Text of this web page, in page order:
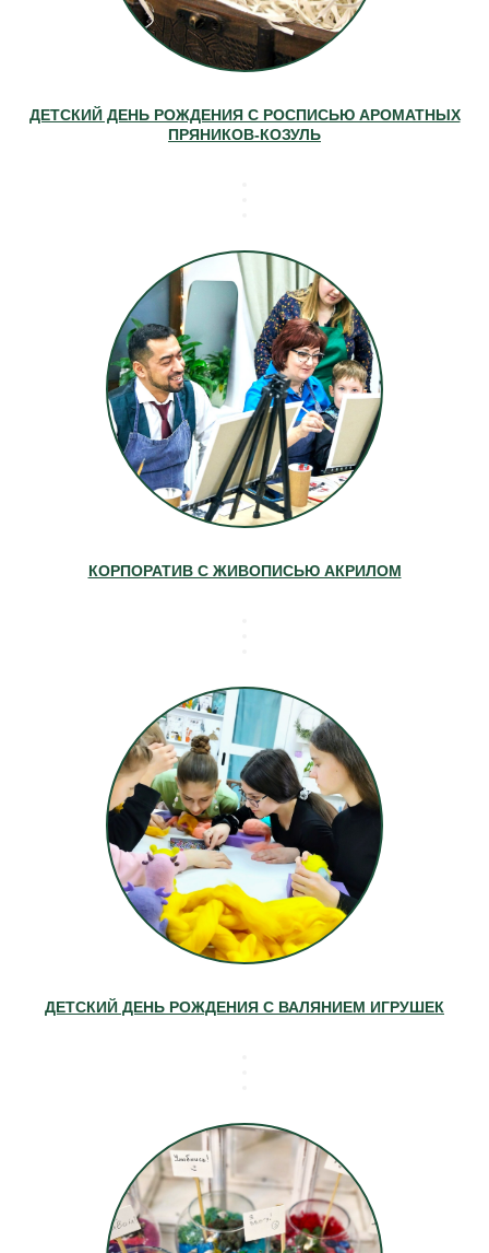
ДЕТСКИЙ ДЕНЬ РОЖДЕНИЯ С РОСПИСЬЮ АРОМАТНЫХ
ПРЯНИКОВ-КОЗУЛЬ
КОРПОРАТИВ С ЖИВОПИСЬЮ АКРИЛОМ
ДЕТСКИЙ ДЕНЬ РОЖДЕНИЯ С ВАЛЯНИЕМ ИГРУШЕК